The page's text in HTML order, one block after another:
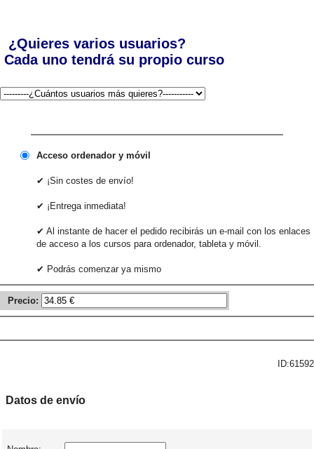
¿Quieres varios usuarios?
Cada uno tendrá su propio curso
Acceso ordenador y móvil
✔ ¡Sin costes de envío!
✔ ¡Entrega inmediata!
✔ Al instante de hacer el pedido recibirás un e-mail con los enlaces
de acceso a los cursos para ordenador, tableta y móvil.
✔ Podrás comenzar ya mismo
Precio:
ID:61592
Datos de envío